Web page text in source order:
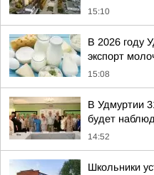
15:10
В 2026 году
экспорт
15:08
В Удмуртии
будет
14:52
Школьники